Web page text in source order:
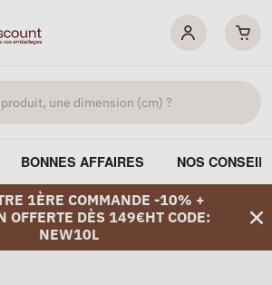
BONNES AFFAIRES NOS
1ÈRE COMMANDE -10% +
OFFERTE DÈS 149€HT CODE:
NEW10L